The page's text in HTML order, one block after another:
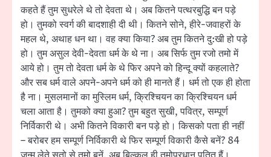
कहते हैं तुम सुधरेले थे तो देवता थे। अब कितने पत्थरबुद्धि बन पड़े
हो। तुमको स्वर्ग की बादशाही दी थी। कितने सोने, हीरे-जवाहरों के
महल थे, अथाह धन था। वह क्या किया? अब तुम कितने दु:खी हो पड़े
हो। तुम असुल देवी-देवता धर्म के थे ना। अब सिर्फ तुम रजो तमो में
आये हो। तुम तो देवता धर्म के थे फिर अपने को हिन्दू क्यों कहलाते?
और सब धर्म वाले अपने-अपने धर्म को ही मानते हैं। धर्म तो एक ही होता
है ना। मुसलमानों का मुस्लिम धर्म, क्रिश्चियन का क्रिश्चियन धर्म
चला आता है। तुमको क्या हुआ? तुम बहुत सुखी, पवित्र, सम्पूर्ण
निर्विकारी थे। अभी कितने विकारी बन पड़े हो। किसको पता ही नहीं
– बरोबर हम सम्पूर्ण निर्विकारी थे फिर सम्पूर्ण विकारी कैसे बनें? 84